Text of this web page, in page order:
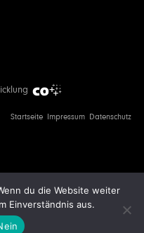
Startseite Impressum Datenschutz
du die Website weiter
Einverständnis aus.